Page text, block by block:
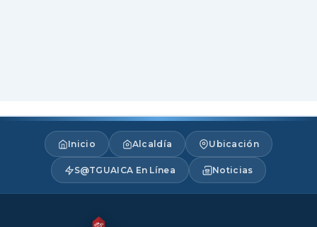
Inicio Alcaldía Ubicación
S@TGUAICA En Línea Noticias